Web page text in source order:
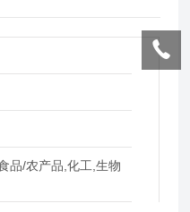
品/农产品,化工,生物